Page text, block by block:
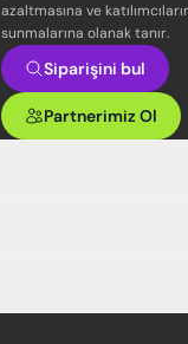
azaltmasına ve
sunmalarına olanak tanır.
Siparişini bul
Partnerimiz Ol